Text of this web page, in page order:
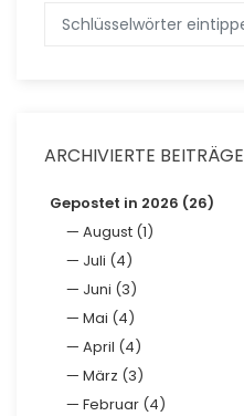
ARCHIVIERTE BEITRÄGE
Gepostet in 2026 (26)
August (1)
Juli (4)
Juni (3)
Mai (4)
April (4)
März (3)
Februar (4)